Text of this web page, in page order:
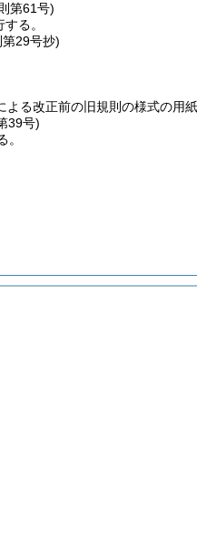
第61号)
る。
29号抄)
る改正前の旧規則の様式の用
39号)